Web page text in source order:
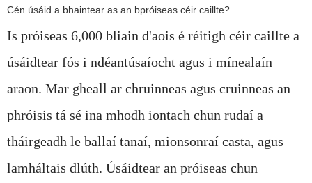
Cén úsáid a bhaintear as an bpróiseas céir caillte?
Is próiseas 6,000 bliain d'aois é réitigh céir caillte a
úsáidtear fós i ndéantúsaíocht agus i mínealaín
araon. Mar gheall ar chruinneas agus cruinneas an
phróisis tá sé ina mhodh iontach chun rudaí a
tháirgeadh le ballaí tanaí, mionsonraí casta, agus
lamháltais dlúth. Úsáidtear an próiseas chun